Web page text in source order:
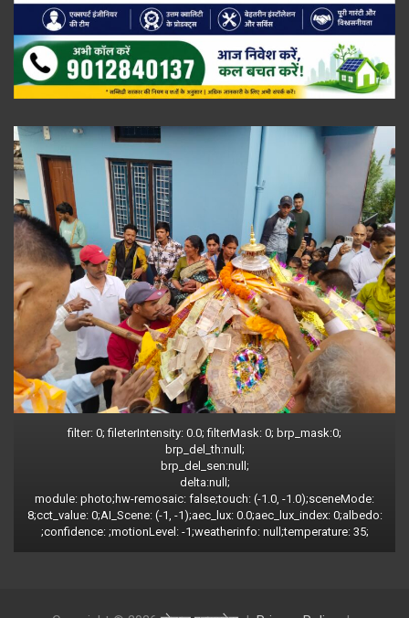
filter: 0; fileterIntensity: 0.0; filterMask: 0; brp_mask:0;
brp_del_th:null;
brp_del_sen:null;
delta:null;
module: photo;hw-remosaic: false;touch: (-1.0, -1.0);sceneMode:
8;cct_value: 0;AI_Scene: (-1, -1);aec_lux: 0.0;aec_lux_index: 0;albedo:
;confidence: ;motionLevel: -1;weatherinfo: null;temperature: 35;